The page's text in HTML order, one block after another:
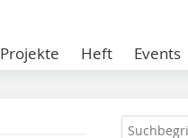
Projekte Heft Events